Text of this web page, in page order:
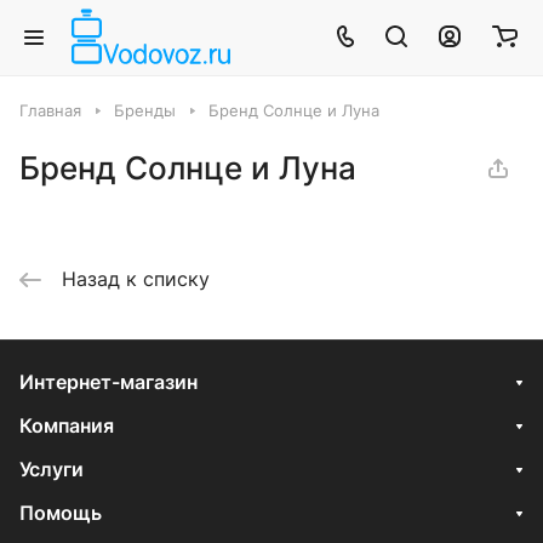
Главная Бренды Бренд Солнце и Луна
Бренд Солнце и Луна
Назад к списку
Интернет-магазин
Компания
Услуги
Помощь